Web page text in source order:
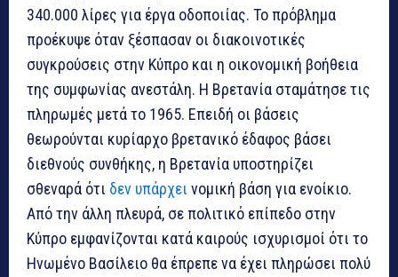
340.000 λίρες για έργα οδοποιίας. Το πρόβλημα
προέκυψε όταν ξέσπασαν οι διακοινοτικές
συγκρούσεις στην Κύπρο και η οικονομική βοήθεια
της συμφωνίας ανεστάλη. Η Βρετανία σταμάτησε τις
πληρωμές μετά το 1965. Επειδή οι βάσεις
θεωρούνται κυρίαρχο βρετανικό έδαφος βάσει
διεθνούς συνθήκης, η Βρετανία υποστηρίζει
σθεναρά ότι δεν υπάρχει νομική βάση για ενοίκιο.
Από την άλλη πλευρά, σε πολιτικό επίπεδο στην
Κύπρο εμφανίζονται κατά καιρούς ισχυρισμοί ότι το
Ηνωμένο Βασίλειο θα έπρεπε να έχει πληρώσει πολύ